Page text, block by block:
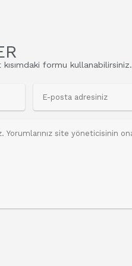
kısımdaki formu kullanabilirsiniz.